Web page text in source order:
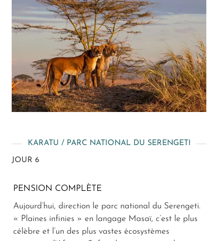
KARATU / PARC NATIONAL DU SERENGETI
JOUR 6
PENSION COMPLÈTE
Aujourd’hui, direction le parc national du Serengeti.
« Plaines infinies » en langage Masaï, c’est le plus
célèbre et l’un des plus vastes écosystèmes